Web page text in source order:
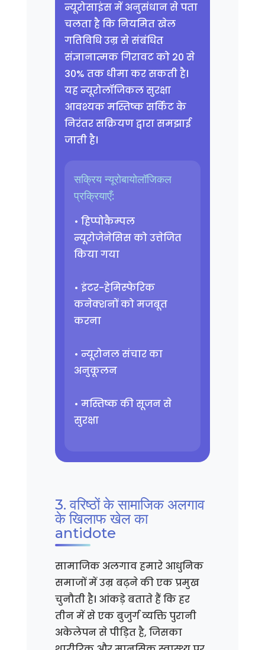
न्यूरोसाइंस में अनुसंधान से पता
चलता है कि नियमित खेल
गतिविधि उम्र से संबंधित
संज्ञानात्मक गिरावट को 20 से
30% तक धीमा कर सकती है।
यह न्यूरोलॉजिकल सुरक्षा
आवश्यक मस्तिष्क सर्किट के
निरंतर सक्रियण द्वारा समझाई
जाती है।
सक्रिय न्यूरोबायोलॉजिकल
प्रक्रियाएँ:
• हिप्पोकैम्पल
न्यूरोजेनेसिस को उत्तेजित
किया गया
• इंटर-हेमिस्फेरिक
कनेक्शनों को मजबूत
करना
• न्यूरोनल संचार का
अनुकूलन
• मस्तिष्क की सूजन से
सुरक्षा
3. वरिष्ठों के सामाजिक अलगाव
के खिलाफ खेल का
antidote
सामाजिक अलगाव हमारे आधुनिक
समाजों में उम्र बढ़ने की एक प्रमुख
चुनौती है। आंकड़े बताते हैं कि हर
तीन में से एक बुजुर्ग व्यक्ति पुरानी
अकेलेपन से पीड़ित है, जिसका